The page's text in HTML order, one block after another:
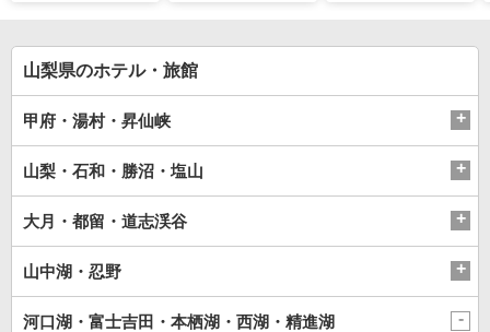
山梨県のホテル・旅館
甲府・湯村・昇仙峡
山梨・石和・勝沼・塩山
大月・都留・道志渓谷
山中湖・忍野
河口湖・富士吉田・本栖湖・西湖・精進湖